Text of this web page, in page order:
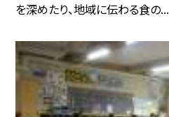
を深めたり、地域に伝わる食の...